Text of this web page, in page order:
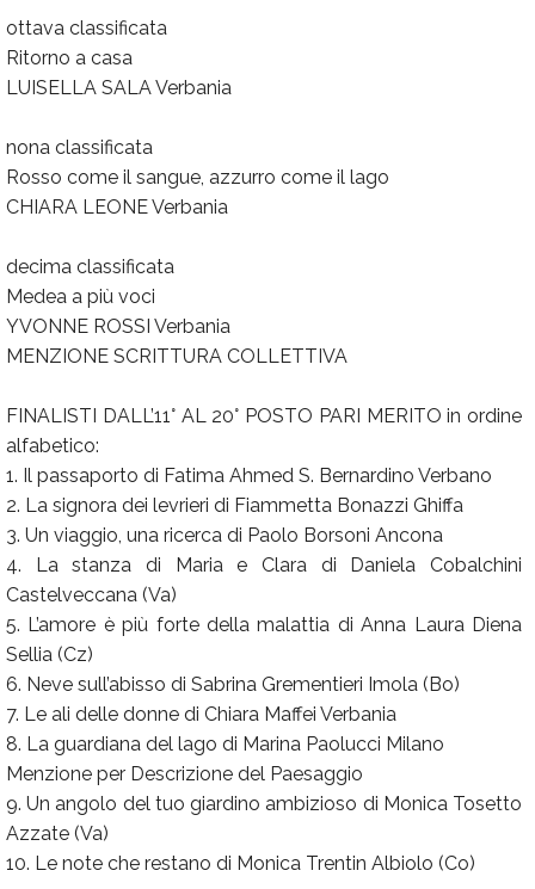
ottava classificata
Ritorno a casa
LUISELLA SALA Verbania
nona classificata
Rosso come il sangue, azzurro come il lago
CHIARA LEONE Verbania
decima classificata
Medea a più voci
YVONNE ROSSI Verbania
MENZIONE SCRITTURA COLLETTIVA
FINALISTI DALL’11° AL 20° POSTO PARI MERITO in ordine
alfabetico:
1. Il passaporto di Fatima Ahmed S. Bernardino Verbano
2. La signora dei levrieri di Fiammetta Bonazzi Ghiffa
3. Un viaggio, una ricerca di Paolo Borsoni Ancona
4. La stanza di Maria e Clara di Daniela Cobalchini
Castelveccana (Va)
5. L’amore è più forte della malattia di Anna Laura Diena
Sellia (Cz)
6. Neve sull’abisso di Sabrina Grementieri Imola (Bo)
7. Le ali delle donne di Chiara Maffei Verbania
8. La guardiana del lago di Marina Paolucci Milano
Menzione per Descrizione del Paesaggio
9. Un angolo del tuo giardino ambizioso di Monica Tosetto
Azzate (Va)
10. Le note che restano di Monica Trentin Albiolo (Co)